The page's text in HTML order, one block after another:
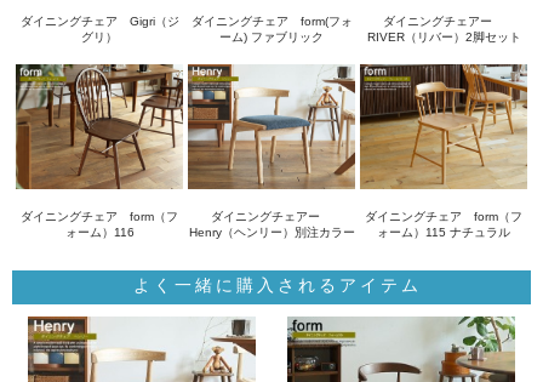
ダイニングチェア Gigri（ジ
グリ）
ダイニングチェア form(フォ
ーム) ファブリック
ダイニングチェアー
RIVER（リバー）2脚セット
ダイニングチェア form（フ
ォーム）116
ダイニングチェアー
Henry（ヘンリー）別注カラー
ダイニングチェア form（フ
ォーム）115 ナチュラル
よく一緒に購入されるアイテム